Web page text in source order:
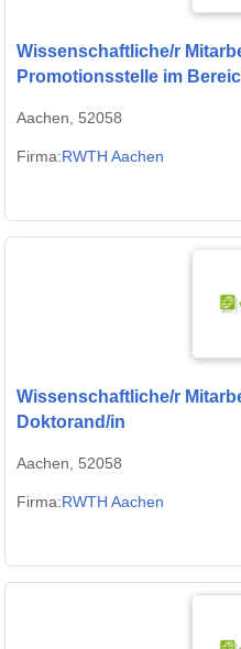
Wissenschaftliche/r
Promotionsstelle im
Aachen, 52058
Firma:RWTH Aachen
Wissenschaftliche/r
Doktorand/in
Aachen, 52058
Firma:RWTH Aachen